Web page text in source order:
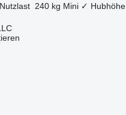
Nutzlast 240 kg Mini ✓ Hubhöhe